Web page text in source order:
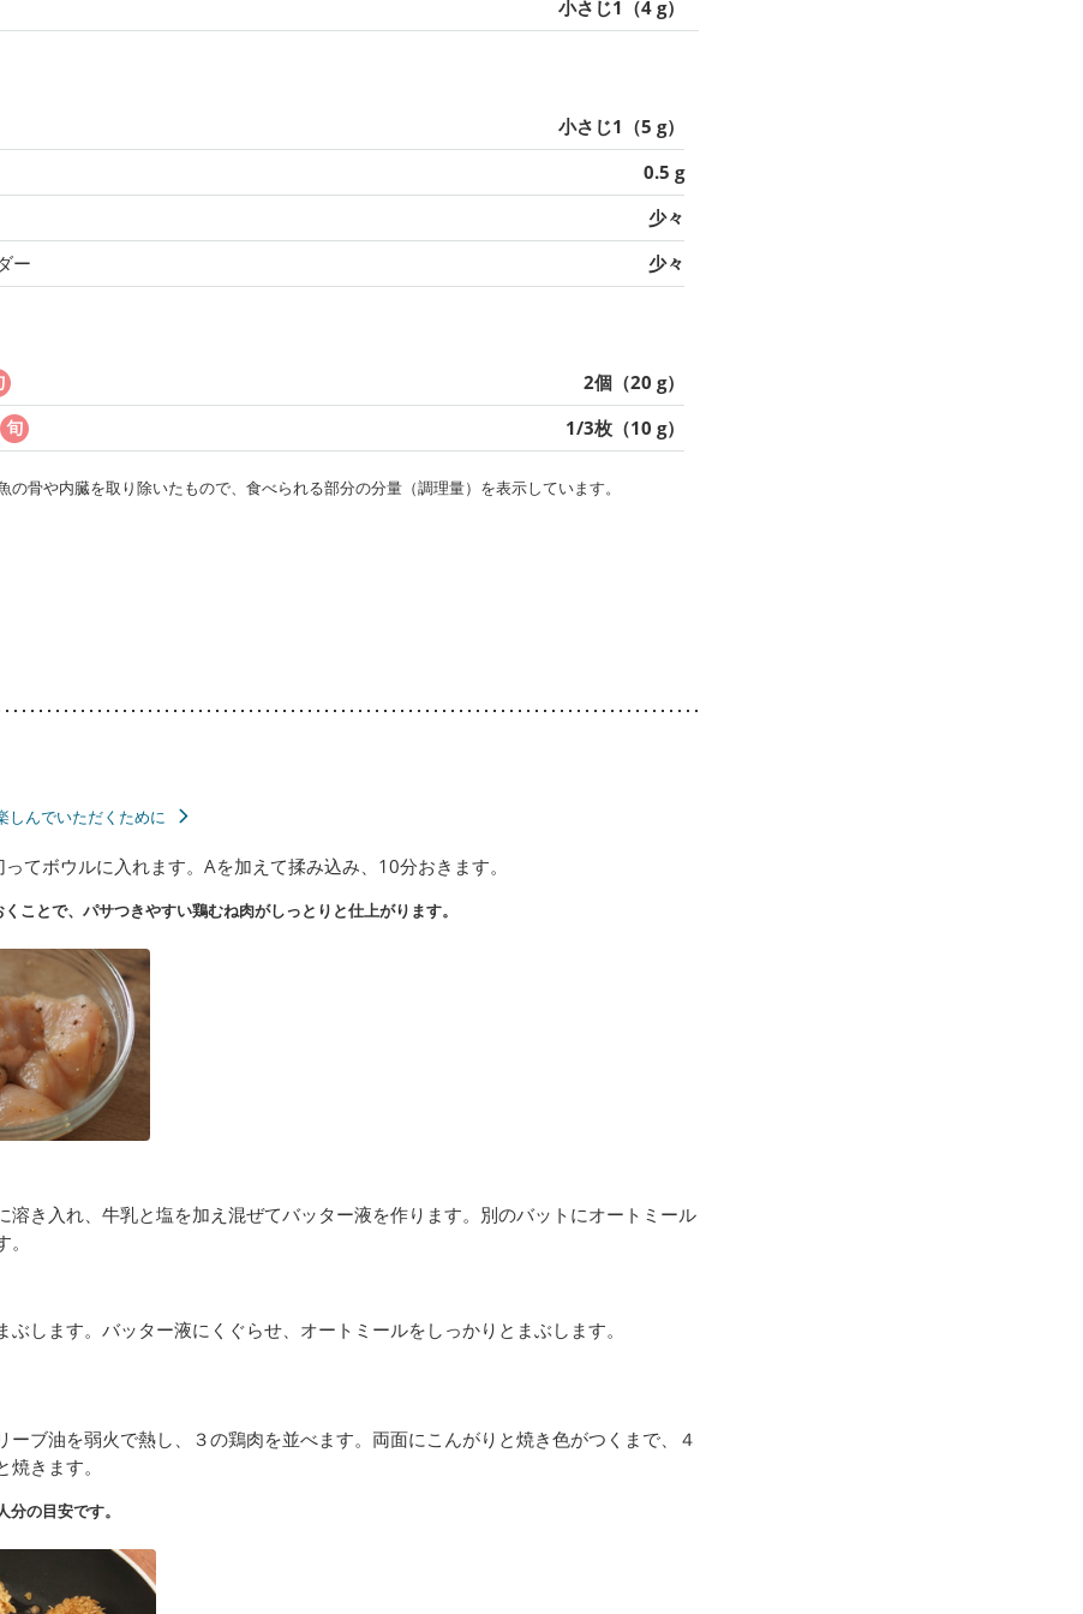
小さじ1（4 g）
小さじ1（5 g）
0.5 g
少々
ー
少々
2個（20 g）
1/3枚（10 g）
の骨や内臓を取り除いたもので、食べられる部分の分量（調理量）を表示しています。
しんでいただくために
てボウルに入れます。Aを加えて揉み込み、10分おきます。
ことで、パサつきやすい鶏むね肉がしっとりと仕上がります。
溶き入れ、牛乳と塩を加え混ぜてバッター液を作ります。別のバットにオートミール
ぶします。バッター液にくぐらせ、オートミールをしっかりとまぶします。
ーブ油を弱火で熱し、３の鶏肉を並べます。両面にこんがりと焼き色がつくまで、４
きます。
分の目安です。